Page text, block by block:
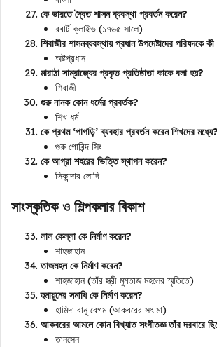
কে ভারতে দ্বৈত শাসন ব্যবস্থা প্রবর্তন করেন?
রবার্ট ক্লাইভ (১৭৬৫ সালে)
শিবাজীর শাসনব্যবস্থায় প্রধান উপদেষ্টাদের পরিষদকে
অষ্টপ্রধান
মারাঠা সাম্রাজ্যের প্রকৃত প্রতিষ্ঠাতা কাকে বলা হয়?
শিবাজী
গুরু নানক কোন ধর্মের প্রবর্তক?
শিখ ধর্ম
কে প্রথম ‘পাগড়ি’ ব্যবহার প্রবর্তন করেন শিখদের মধ্যে?
গুরু গোবিন্দ সিং
কে আগ্রা শহরের ভিত্তি স্থাপন করেন?
সিকান্দার লোদি
সাংস্কৃতিক ও শিল্পকলার বিকাশ
লাল কেল্লা কে নির্মাণ করেন?
শাহজাহান
তাজমহল কে নির্মাণ করেন?
শাহজাহান (তাঁর স্ত্রী মুমতাজ মহলের স্মৃতিতে)
হুমায়ুনের সমাধি কে নির্মাণ করেন?
হামিদা বানু বেগম (আকবরের সৎ মা)
আকবরের আমলে কোন বিখ্যাত সংগীতজ্ঞ তাঁর দরবারে
তানসেন